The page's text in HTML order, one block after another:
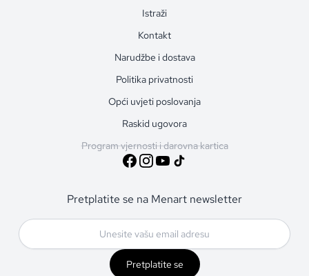
Istraži
Kontakt
Narudžbe i dostava
Politika privatnosti
Opći uvjeti poslovanja
Raskid ugovora
Program vjernosti i darovna kartica
Pretplatite se na Menart newsletter
Pretplatite se